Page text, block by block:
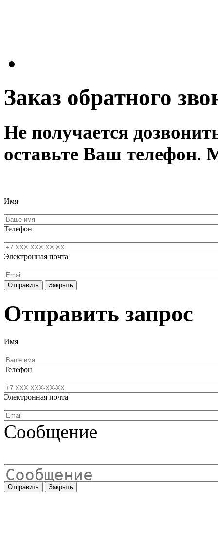
Заказ обратного
Не получается
оставьте Ваш
Имя
Телефон
Электронная почта
Отправить Закрыть
Отправить запрос
Имя
Телефон
Электронная почта
Сообщение
Отправить Закрыть